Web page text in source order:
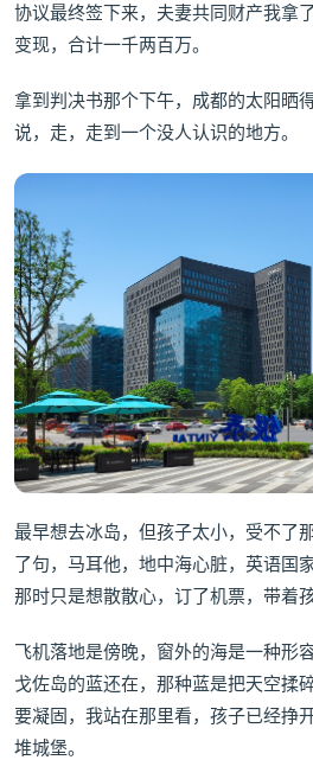
协议最终签下来，夫妻共同财产我拿
变现，合计一千两百万。
拿到判决书那个下午，成都的太阳晒
说，走，走到一个没人认识的地方。
最早想去冰岛，但孩子太小，受不了
了句，马耳他，地中海心脏，英语国
那时只是想散散心，订了机票，带着
飞机落地是傍晚，窗外的海是一种形
戈佐岛的蓝还在，那种蓝是把天空揉
要凝固，我站在那里看，孩子已经挣
堆城堡。